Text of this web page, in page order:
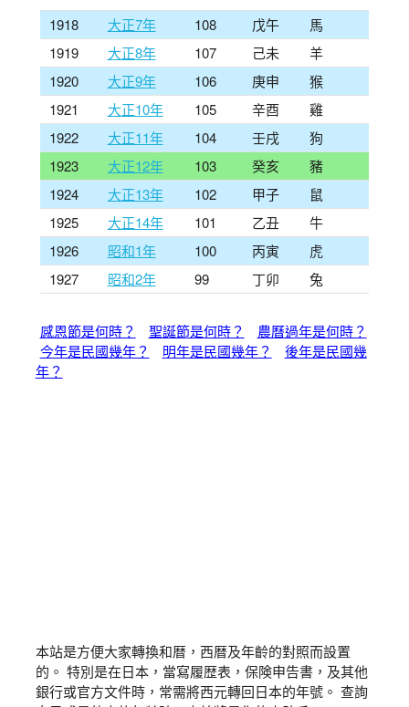
1918 大正7年 108 戊午
馬
1919
大正8年 107 己未
羊
1920
大正9年 106 庚申
猴
1921
大正10年 105 辛酉
雞
1922
大正11年 104 壬戌
狗
1923
大正12年 103 癸亥
豬
1924
大正13年 102 甲子
鼠
1925
大正14年 101 乙丑
牛
1926
昭和1年 100 丙寅
虎
1927
昭和2年 99 丁卯 兔
感恩節是何時？ 聖誕節是何時？
農曆過年是何時？
今年是民國幾年？
明年是民國幾年？
後年是民國幾
年？
本站是方便大家轉換和暦，西暦及年齡的對照而設置
的。 特別是在日本，當寫履歴表，保険申告書，及其他
銀行或官方文件時，常需將西元轉回日本的年號。 查詢